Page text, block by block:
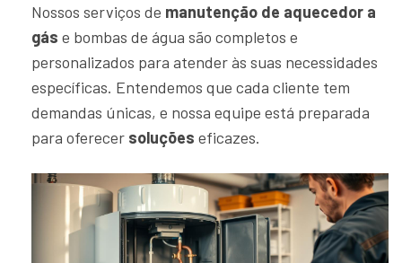
Nossos serviços de manutenção de aquecedor a
gás e bombas de água são completos e
personalizados para atender às suas necessidades
específicas. Entendemos que cada cliente tem
demandas únicas, e nossa equipe está preparada
para oferecer soluções eficazes.